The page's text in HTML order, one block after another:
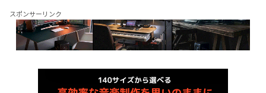
スポンサーリンク